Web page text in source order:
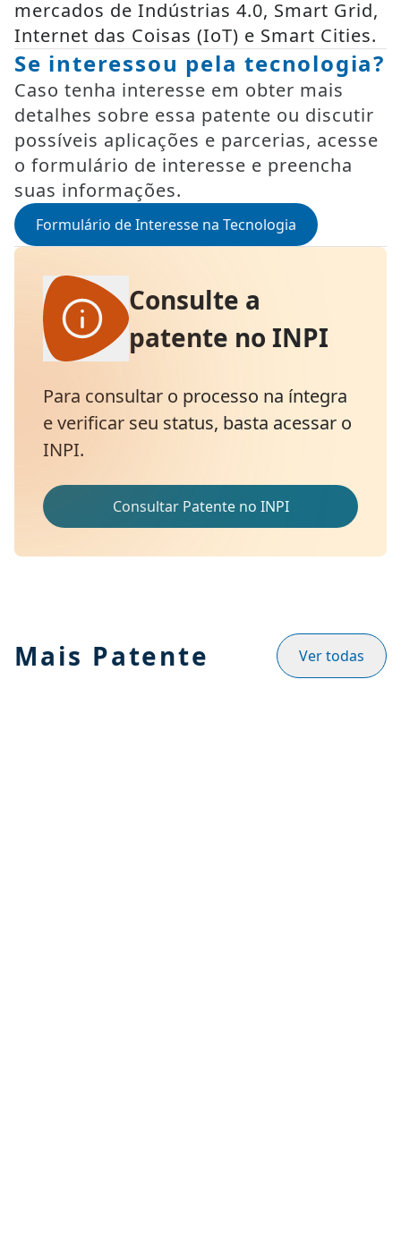
mercados de Indústrias 4.0, Smart Grid,
Internet das Coisas (IoT) e Smart Cities.
Se interessou pela tecnologia?
Caso tenha interesse em obter mais
detalhes sobre essa patente ou discutir
possíveis aplicações e parcerias, acesse
o formulário de interesse e preencha
suas informações.
Formulário de Interesse na Tecnologia
Consulte a
patente no INPI
Para consultar o processo na íntegra
e verificar seu status, basta acessar o
INPI.
Consultar Patente no INPI
Mais Patente Ver todas